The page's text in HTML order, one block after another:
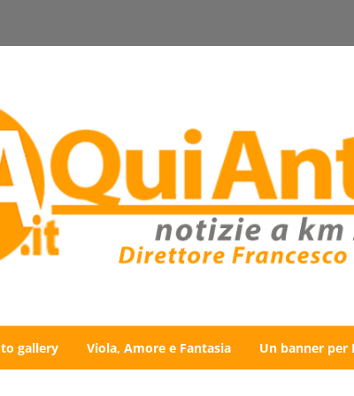
gallery Viola, Amore e Fantasia Un banner per